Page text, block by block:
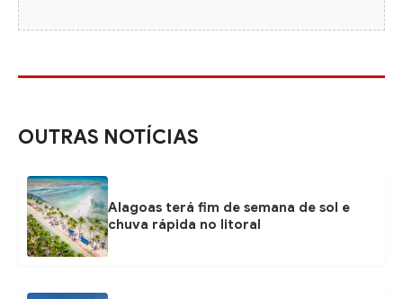
OUTRAS NOTÍCIAS
Alagoas terá fim de semana de sol e
chuva rápida no litoral